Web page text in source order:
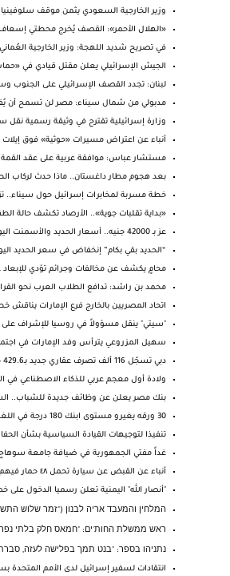
وزير الخارجية السعودي يثمن موقف سلوفينيا
«الهلال الأحمر»: القصف يُخرج محطتي
في تصريح شديد اللهجة: وزير الخارجية
الجيش الإسرائيلي يعلن مقتل قيادي في
لبنان: تجدد القصف الإسرائيلي على الجنوب
مدبولي من شمال سيناء: مصر لن تسمح أن
وزارة إسرائيلية تقترح في وثيقة رسمية نقل
أنباء عن اعتراض مسيرات «حوثية» فوق
مستشار عباس: موافقة عربية على عقد القمة
بعد هجوم مطار داغستان.. ماذا حدث لركاب
خطة مسربة لمخابرات إسرائيل حول سيناء..
«بداية تقلبات جوية».. الأرصاد تكشف حالة
عز بـ 42000 جنيه.. أسعار الحديد والأسمنت اليوم الث...
“الحديد بقي بكام” إنخفاض في سعر الحديد
محامٍ يكشف عن مخالفات وجرائم تؤدي للإبعاد
محمد بن راشد: تدافع الطلاب العرب نحو
اتحاد المصريين بالخارج فرع الإمارات يناقش
"سيتي" ينقل مسؤولاً في روسيا للإشراف على
سهيل المزروعي يترأس وفد الإمارات في
دبي تسجّل 116 ألف تصرف عقاري جديد بـ429.6 مليار درهم
ولادة أول معجم عربي للذكاء الاصطناعي في
بنك مصر يعلن عن وظائف جديدة للشباب..
30 ورقه يغيرو مستوى ابنك 180 درجة في اللغه الانجل...
تنفيذا لتوجيهات القيادة السياسية بشأن
غداً مفتي الجمهورية في ضيافة جامعة
أنباء عن القبض عن سيارة تحمل ٤٨ حمار فيهم ٦ احيا...
"أنصار الله" اليمنية تعلن رسميا الدخول على
המלחין והמעבד אריה לבנון ("זמר שלוש
ראש ממשלת החות'ים: "חמאס חלק בלתי
נתניהו בספר: "בנט תמך בפלישה לעזה,
انتقادات لسفير إسرائيل لدى الأمم المتحدة